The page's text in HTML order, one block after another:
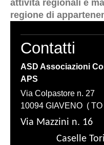
attività regionali e
regione di
Contatti
ASD
APS
Via Colpastore n. 27
10094 GIAVENO ( TO
Via Mazzini
Caselle